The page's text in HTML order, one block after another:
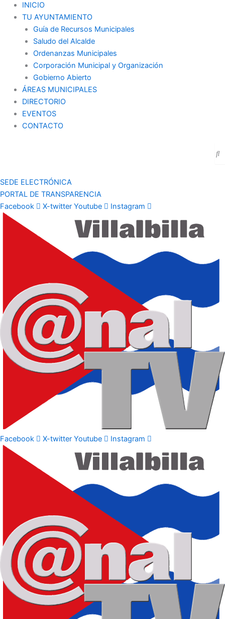
INICIO
TU AYUNTAMIENTO
Guía de Recursos Municipales
Saludo del Alcalde
Ordenanzas Municipales
Corporación Municipal y Organización
Gobierno Abierto
ÁREAS MUNICIPALES
DIRECTORIO
EVENTOS
CONTACTO
SEDE ELECTRÓNICA
PORTAL DE TRANSPARENCIA
Facebook
X-twitter Youtube Instagram
Facebook X-twitter Youtube Instagram